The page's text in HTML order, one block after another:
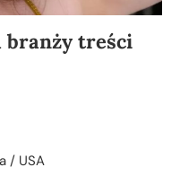
branży treści
/ USA